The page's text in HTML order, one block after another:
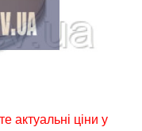
актуальні ціни у